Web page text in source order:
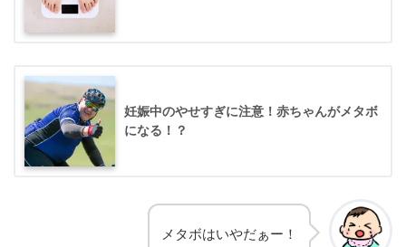
妊娠中のやせすぎに注意！赤ちゃんがメタボ
になる！？
メタボはいやだぁー！